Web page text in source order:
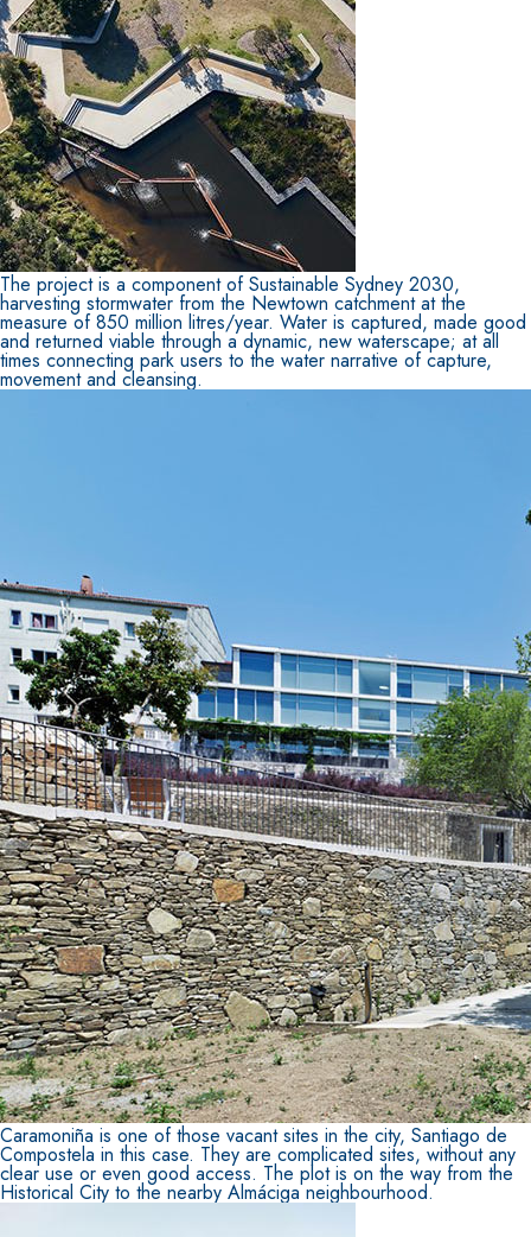
The project is a component of Sustainable Sydney 2030,
harvesting stormwater from the Newtown catchment at the
measure of 850 million litres/year. Water is captured, made good
and returned viable through a dynamic, new waterscape; at all
times connecting park users to the water narrative of capture,
movement and cleansing.
Caramoniña is one of those vacant sites in the city, Santiago de
Compostela in this case. They are complicated sites, without any
clear use or even good access. The plot is on the way from the
Historical City to the nearby Almáciga neighbourhood.
Sistema INTONACATURA E COSTRUZIONE
PRODOTTI A BASE CALCE AEREA
KB 13 EVOLUTION
Intonaco di fondo bianco fibrorinforzato a base
aerea, per interni ed esterni
Sistema RIPRISTINO DEL CALCESTRUZZO PRODOTTI
GEOACTIVE R4 40
Malta rapida contenente speciali leganti
polimero-modificata, tixotropica,
passivazione, riparazione, rasatura e
calcestruzzo